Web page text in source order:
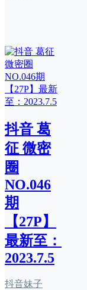
抖音 葛
征 微密
圈
NO.046
期
【27P】
最新至：
2023.7.5
抖音妹子